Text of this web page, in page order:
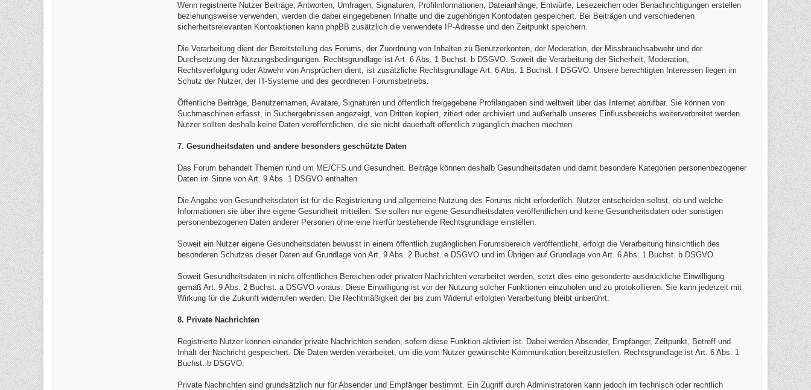
Wenn registrierte Nutzer Beiträge, Antworten, Umfragen, Signaturen, Profilinformationen, Dateianhänge, Entwürfe, Lesezeichen oder Benachrichtigungen erstellen
beziehungsweise verwenden, werden die dabei eingegebenen Inhalte und die zugehörigen Kontodaten gespeichert. Bei Beiträgen und verschiedenen
sicherheitsrelevanten Kontoaktionen kann phpBB zusätzlich die verwendete IP-Adresse und den Zeitpunkt speichern.
Die Verarbeitung dient der Bereitstellung des Forums, der Zuordnung von Inhalten zu Benutzerkonten, der Moderation, der Missbrauchsabwehr und der
Durchsetzung der Nutzungsbedingungen. Rechtsgrundlage ist Art. 6 Abs. 1 Buchst. b DSGVO. Soweit die Verarbeitung der Sicherheit, Moderation,
Rechtsverfolgung oder Abwehr von Ansprüchen dient, ist zusätzliche Rechtsgrundlage Art. 6 Abs. 1 Buchst. f DSGVO. Unsere berechtigten Interessen liegen im
Schutz der Nutzer, der IT-Systeme und des geordneten Forumsbetriebs.
Öffentliche Beiträge, Benutzernamen, Avatare, Signaturen und öffentlich freigegebene Profilangaben sind weltweit über das Internet abrufbar. Sie können von
Suchmaschinen erfasst, in Suchergebnissen angezeigt, von Dritten kopiert, zitiert oder archiviert und außerhalb unseres Einflussbereichs weiterverbreitet werden.
Nutzer sollten deshalb keine Daten veröffentlichen, die sie nicht dauerhaft öffentlich zugänglich machen möchten.
7. Gesundheitsdaten und andere besonders geschützte Daten
Das Forum behandelt Themen rund um ME/CFS und Gesundheit. Beiträge können deshalb Gesundheitsdaten und damit besondere Kategorien personenbezogener
Daten im Sinne von Art. 9 Abs. 1 DSGVO enthalten.
Die Angabe von Gesundheitsdaten ist für die Registrierung und allgemeine Nutzung des Forums nicht erforderlich. Nutzer entscheiden selbst, ob und welche
Informationen sie über ihre eigene Gesundheit mitteilen. Sie sollen nur eigene Gesundheitsdaten veröffentlichen und keine Gesundheitsdaten oder sonstigen
personenbezogenen Daten anderer Personen ohne eine hierfür bestehende Rechtsgrundlage einstellen.
Soweit ein Nutzer eigene Gesundheitsdaten bewusst in einem öffentlich zugänglichen Forumsbereich veröffentlicht, erfolgt die Verarbeitung hinsichtlich des
besonderen Schutzes dieser Daten auf Grundlage von Art. 9 Abs. 2 Buchst. e DSGVO und im Übrigen auf Grundlage von Art. 6 Abs. 1 Buchst. b DSGVO.
Soweit Gesundheitsdaten in nicht öffentlichen Bereichen oder privaten Nachrichten verarbeitet werden, setzt dies eine gesonderte ausdrückliche Einwilligung
gemäß Art. 9 Abs. 2 Buchst. a DSGVO voraus. Diese Einwilligung ist vor der Nutzung solcher Funktionen einzuholen und zu protokollieren. Sie kann jederzeit mit
Wirkung für die Zukunft widerrufen werden. Die Rechtmäßigkeit der bis zum Widerruf erfolgten Verarbeitung bleibt unberührt.
8. Private Nachrichten
Registrierte Nutzer können einander private Nachrichten senden, sofern diese Funktion aktiviert ist. Dabei werden Absender, Empfänger, Zeitpunkt, Betreff und
Inhalt der Nachricht gespeichert. Die Daten werden verarbeitet, um die vom Nutzer gewünschte Kommunikation bereitzustellen. Rechtsgrundlage ist Art. 6 Abs. 1
Buchst. b DSGVO.
Private Nachrichten sind grundsätzlich nur für Absender und Empfänger bestimmt. Ein Zugriff durch Administratoren kann jedoch im technisch oder rechtlich